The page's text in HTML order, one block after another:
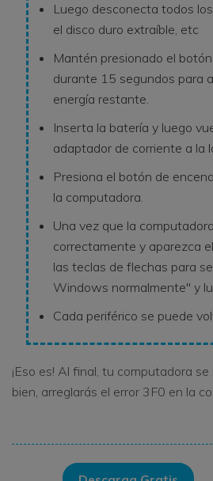
Luego desconecta todos
el disco duro extraíble, etc
Mantén presionado el
durante 15 segundos para
energía restante.
Inserta la batería y luego
adaptador de corriente a la
Presiona el botón de
la computadora.
Una vez que la
correctamente y aparezca
las teclas de flechas para
Windows normalmente" y
Cada periférico se puede
¡Eso es! Al final, tu computadora
bien, arreglarás el error 3F0 en la